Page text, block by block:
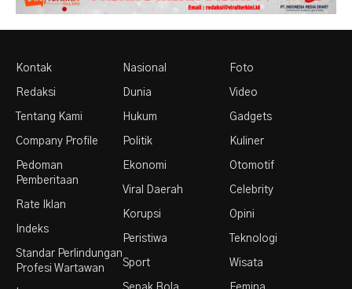
Kontak
Redaksi
Tentang Kami
Company Profile
Pedoman
Pemberitaan
Rate Iklan
Indeks
Standar Perlindungan
Profesi Wartawan
Nasional
Dunia
Hukum
Politik
Ekonomi
Viral Daerah
Korupsi
Peristiwa
Sport
Foto
Video
Gadgets
Kuliner
Otomotif
Celebrity
Opini
Teknologi
Wisata